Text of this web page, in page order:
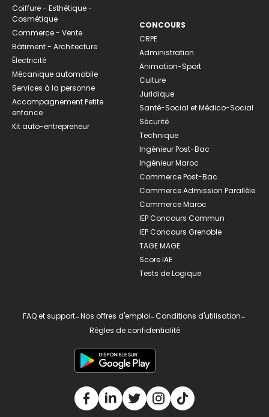
Coiffure - Esthétique -
Cosmétique
Commerce - Vente
Bâtiment - Architecture
Électricité
Mécanique automobile
Services à la personne
Accompagnement Petite
enfance
Kit auto-entrepreneur
CONCOURS
CRPE
Administration
Animation-Sport
Culture
Juridique
Santé-Social et Médico-Social
Sécurité
Technique
Ingénieur Post-Bac
Ingénieur Maroc
Commerce Post-Bac
Commerce Admission Parallèle
Commerce Maroc
IEP Concours Commun
IEP Concours Grenoble
TAGE MAGE
Score IAE
Tests de Logique
FAQ et support-Nos offres d'emploi-Conditions d'utilisation-
Règles de confidentialité